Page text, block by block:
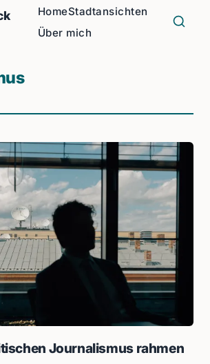
HomeStadtansichten
Über mich
Journalismus rahmen